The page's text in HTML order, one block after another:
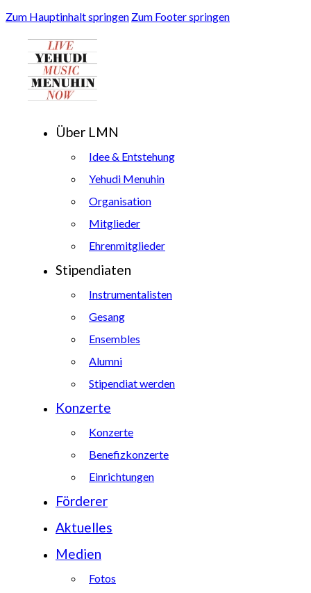
Zum Hauptinhalt springen Zum Footer springen
Über LMN
Idee & Entstehung
Yehudi Menuhin
Organisation
Mitglieder
Ehrenmitglieder
Stipendiaten
Instrumentalisten
Gesang
Ensembles
Alumni
Stipendiat werden
Konzerte
Konzerte
Benefizkonzerte
Einrichtungen
Förderer
Aktuelles
Medien
Fotos